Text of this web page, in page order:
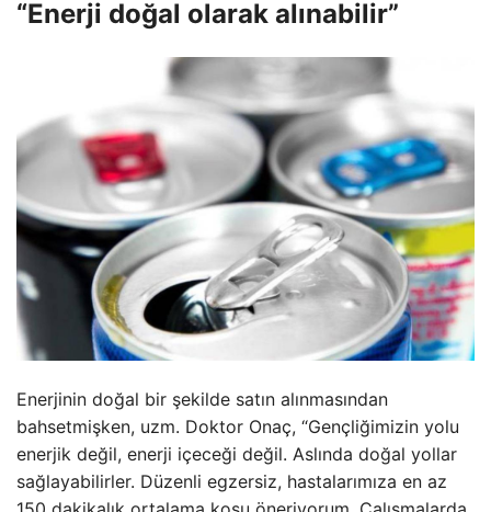
“Enerji doğal olarak alınabilir”
Enerjinin doğal bir şekilde satın alınmasından
bahsetmişken, uzm. Doktor Onaç, “Gençliğimizin yolu
enerjik değil, enerji içeceği değil. Aslında doğal yollar
sağlayabilirler. Düzenli egzersiz, hastalarımıza en az